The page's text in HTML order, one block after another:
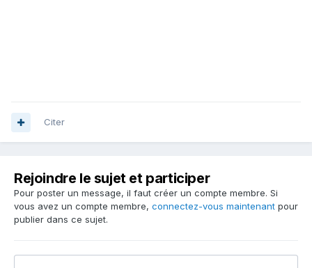
Citer
Rejoindre le sujet et participer
Pour poster un message, il faut créer un compte membre. Si
vous avez un compte membre, connectez-vous maintenant pour
publier dans ce sujet.